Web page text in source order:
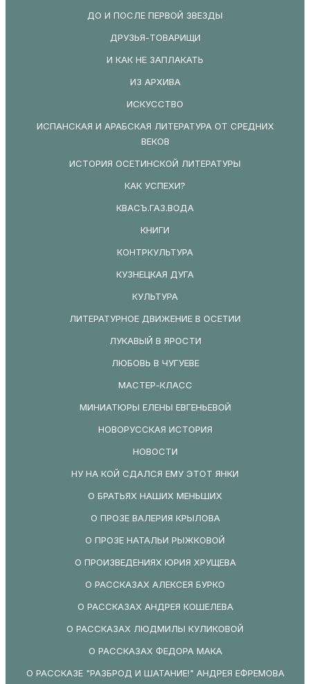
ДО И ПОСЛЕ ПЕРВОЙ ЗВЕЗДЫ
ДРУЗЬЯ-ТОВАРИЩИ
И КАК НЕ ЗАПЛАКАТЬ
ИЗ АРХИВА
ИСКУССТВО
ИСПАНСКАЯ И АРАБСКАЯ ЛИТЕРАТУРА ОТ СРЕДНИХ
ВЕКОВ
ИСТОРИЯ ОСЕТИНСКОЙ ЛИТЕРАТУРЫ
КАК УСПЕХИ?
КВАСЪ.ГАЗ.ВОДА
КНИГИ
КОНТРКУЛЬТУРА
КУЗНЕЦКАЯ ДУГА
КУЛЬТУРА
ЛИТЕРАТУРНОЕ ДВИЖЕНИЕ В ОСЕТИИ
ЛУКАВЫЙ В ЯРОСТИ
ЛЮБОВЬ В ЧУГУЕВЕ
МАСТЕР-КЛАСС
МИНИАТЮРЫ ЕЛЕНЫ ЕВГЕНЬЕВОЙ
НОВОРУССКАЯ ИСТОРИЯ
НОВОСТИ
НУ НА КОЙ СДАЛСЯ ЕМУ ЭТОТ ЯНКИ
О БРАТЬЯХ НАШИХ МЕНЬШИХ
О ПРОЗЕ ВАЛЕРИЯ КРЫЛОВА
О ПРОЗЕ НАТАЛЬИ РЫЖКОВОЙ
О ПРОИЗВЕДЕНИЯХ ЮРИЯ ХРУЩЕВА
О РАССКАЗАХ АЛЕКСЕЯ БУРКО
О РАССКАЗАХ АНДРЕЯ КОШЕЛЕВА
О РАССКАЗАХ ЛЮДМИЛЫ КУЛИКОВОЙ
О РАССКАЗАХ ФЕДОРА МАКА
О РАССКАЗЕ "РАЗБРОД И ШАТАНИЕ!" АНДРЕЯ ЕФРЕМОВА